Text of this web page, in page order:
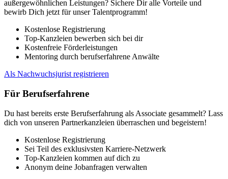
außergewöhnlichen Leistungen? Sichere Dir alle Vorteile und
bewirb Dich jetzt für unser Talentprogramm!
Kostenlose Registrierung
Top-Kanzleien bewerben sich bei dir
Kostenfreie Förderleistungen
Mentoring durch berufserfahrene Anwälte
Als Nachwuchsjurist registrieren
Für Berufserfahrene
Du hast bereits erste Berufserfahrung als Associate gesammelt? Lass
dich von unseren Partnerkanzleien überraschen und begeistern!
Kostenlose Registrierung
Sei Teil des exklusivsten Karriere-Netzwerk
Top-Kanzleien kommen auf dich zu
Anonym deine Jobanfragen verwalten